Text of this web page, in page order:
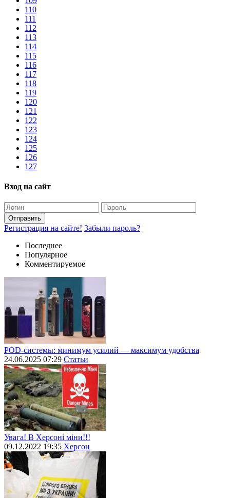
110
111
112
113
114
115
116
117
118
119
120
121
122
123
124
125
126
127
Вход на сайт
Отправить
Регистрация на сайте! Забыли пароль?
Последнее
Популярное
Комментируемое
POD-системы: минимум усилий — максимум удобства
24.06.2025 07:29 Статьи
Увага! В Херсоні міни!!!
09.12.2022 19:35 Херсон